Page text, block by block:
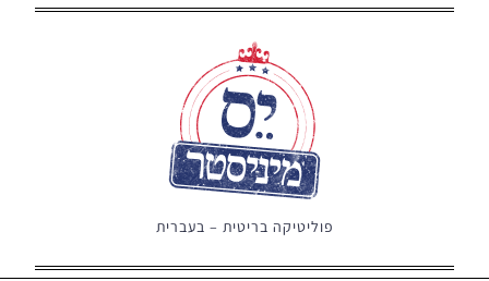
פוליטיקה בריטית – בעברית